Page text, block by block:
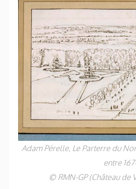
Adam Pérelle, Le Parterre du
entre
© RMN-GP (Château